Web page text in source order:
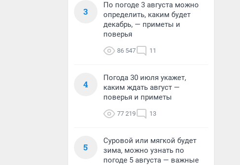
3
По погоде 3 августа можно
определить, каким будет
декабрь, — приметы и
поверья
86 547 11
4
Погода 30 июля укажет,
каким ждать август —
поверья и приметы
77 219 13
5
Суровой или мягкой будет
зима, можно узнать по
погоде 5 августа — важные